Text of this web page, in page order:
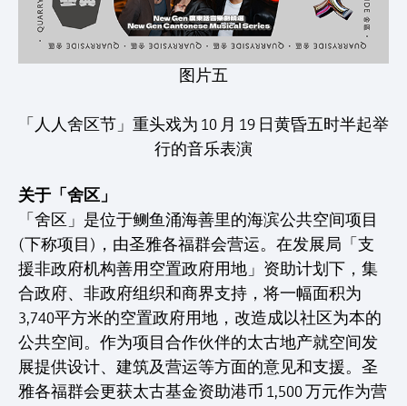
图片五
「人人舍区节」重头戏为 10 月 19 日黄昏五时半起举
行的音乐表演
关于「舍区」
「舍区」是位于鲗鱼涌海善里的海滨公共空间项目
(下称项目)，由圣雅各福群会营运。在发展局「支
援非政府机构善用空置政府用地」资助计划下，集
合政府、非政府组织和商界支持，将一幅面积为
3,740平方米的空置政府用地，改造成以社区为本的
公共空间。作为项目合作伙伴的太古地产就空间发
展提供设计、建筑及营运等方面的意见和支援。圣
雅各福群会更获太古基金资助港币 1,500 万元作为营